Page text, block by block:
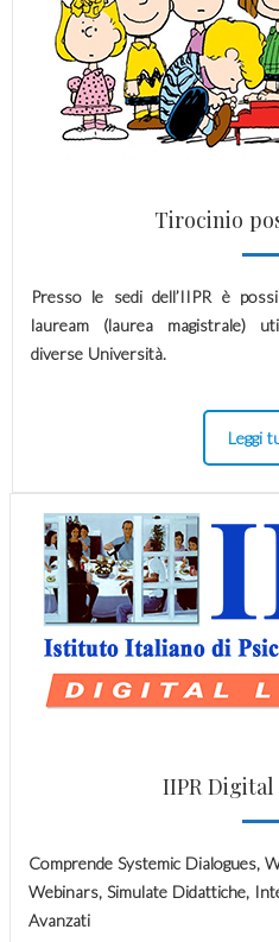
Tirocinio
Presso le sedi dell’IIPR è
lauream (laurea magistrale)
diverse Università.
Leggi
IIPR
Comprende Systemic Dialogues,
Webinars, Simulate Didattiche,
Avanzati